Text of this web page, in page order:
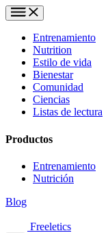
Entrenamiento
Nutrition
Estilo de vida
Bienestar
Comunidad
Ciencias
Listas de lectura
Productos
Entrenamiento
Nutrición
Blog
Freeletics